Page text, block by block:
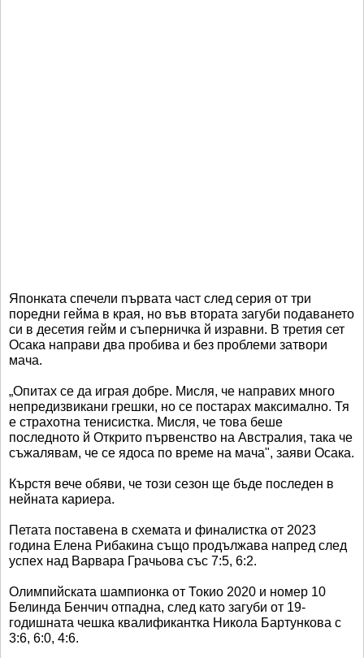
Японката спечели първата част след серия от три
поредни гейма в края, но във втората загуби подаването
си в десетия гейм и съперничка й изравни. В третия сет
Осака направи два пробива и без проблеми затвори
мача.
„Опитах се да играя добре. Мисля, че направих много
непредизвикани грешки, но се постарах максимално. Тя
е страхотна тенисистка. Мисля, че това беше
последното й Открито първенство на Австралия, така че
съжалявам, че се ядоса по време на мача", заяви Осака.
Кърстя вече обяви, че този сезон ще бъде последен в
нейната кариера.
Петата поставена в схемата и финалистка от 2023
година Елена Рибакина също продължава напред след
успех над Варвара Грачьова със 7:5, 6:2.
Олимпийската шампионка от Токио 2020 и номер 10
Белинда Бенчич отпадна, след като загуби от 19-
годишната чешка квалификантка Никола Бартункова с
3:6, 6:0, 4:6.